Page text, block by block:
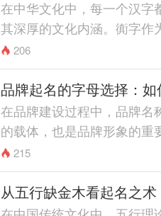
在中华文化中，每一个汉字
其深厚的文化内涵。衠字作
206
品牌起名的字母选择：
在品牌建设过程中，品牌名
的载体，也是品牌形象的重
215
从五行缺金木看起名之